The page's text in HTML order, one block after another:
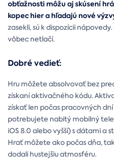
obťažnosti môžu aj skúsení
kopec hier a hľadajú nové
zasekli, sú k dispozícii
vôbec netlačí.
Dobré vedieť:
Hru môžete absolvovať bez
získaní aktivačného kódu.
získať len počas pracovných
potrebujete nabitý mobilný
iOS 8.0 alebo vyšší) s dátami a
Hrať môžete ako počas dňa,
dodali hustejšiu atmosféru.